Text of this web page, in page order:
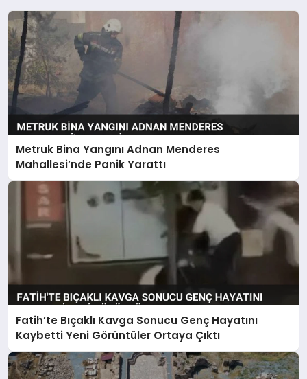
Metruk Bina Yangını Adnan Menderes
Mahallesi’nde Panik Yarattı
Fatih’te Bıçaklı Kavga Sonucu Genç Hayatını
Kaybetti Yeni Görüntüler Ortaya Çıktı